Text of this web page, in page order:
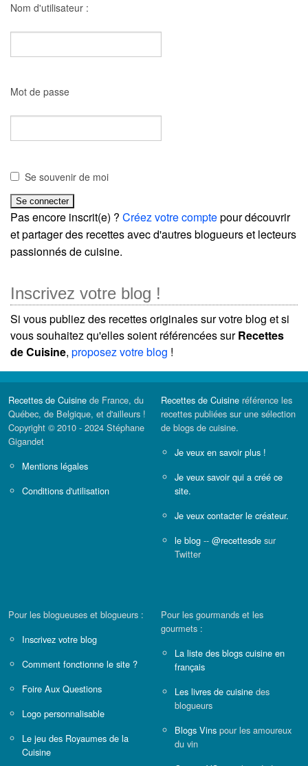
Nom d'utilisateur :
Mot de passe
Se souvenir de moi
Pas encore inscrit(e) ? Créez votre comptepour découvrir
et partager des recettes avec d'autres blogueurs et lecteurs
passionnés de cuisine.
Inscrivez votre blog !
Si vous publiez des recettes originales sur votre blog et si
vous souhaitez qu'elles soient référencées surRecettes
de Cuisine, proposez votre blog !
Recettes de Cuisine de France, du
Québec, de Belgique, et d'ailleurs !
Copyright © 2010 - 2024 Stéphane
Gigandet
Mentions légales
Conditions d'utilisation
Recettes de Cuisine référence les
recettes publiées sur une sélection
de blogs de cuisine.
Je veux en savoir plus !
Je veux savoir qui a créé ce
site.
Je veux contacter le créateur.
le blog -- @recettesde sur
Twitter
Pour les blogueuses et blogueurs :
Inscrivez votre blog
Comment fonctionne le site ?
Foire Aux Questions
Logo personnalisable
Le jeu des Royaumes de la
Cuisine
Pour les gourmands et les
gourmets :
La liste des blogs cuisine en
français
Les livres de cuisine des
blogueurs
Blogs Vins pour les amoureux
du vin